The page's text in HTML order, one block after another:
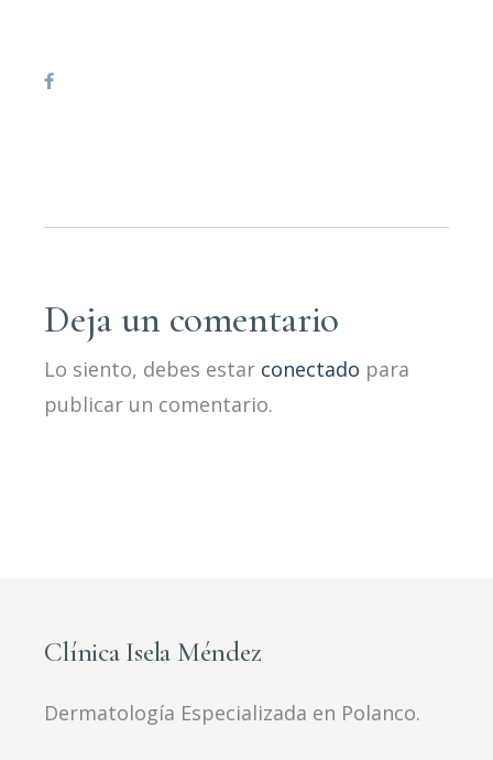
Deja un comentario
Lo siento, debes estar conectado para
publicar un comentario.
Clínica Isela Méndez
Dermatología Especializada en Polanco.